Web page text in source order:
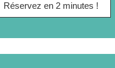
Réservez en 2 minutes !